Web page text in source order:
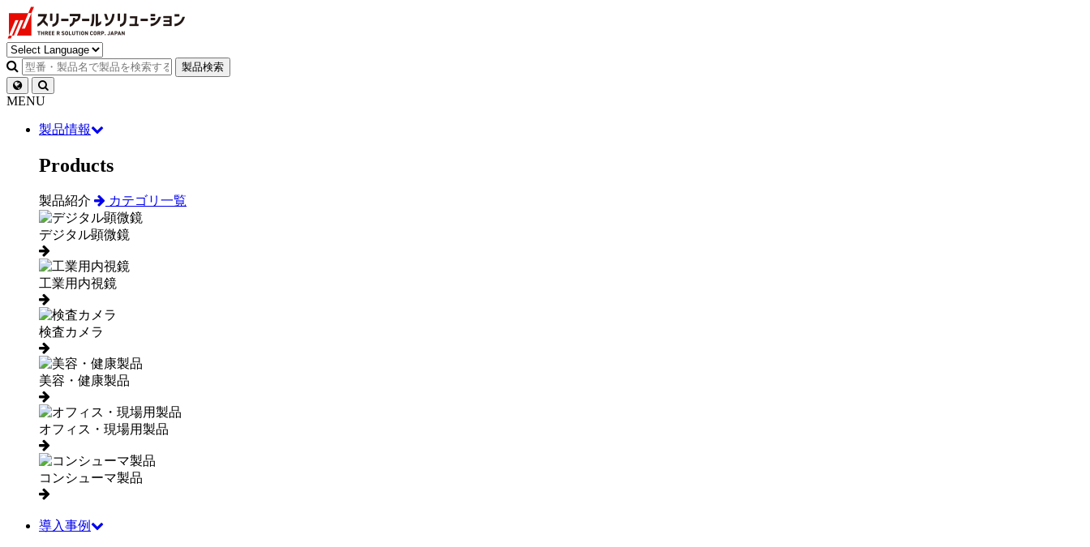
製品検索
MENU
製品情報
Products
製品紹介 カテゴリ一覧
デジタル顕微鏡
工業用内視鏡
検査カメラ
美容・健康製品
オフィス・現場用製品
コンシューマ製品
導入事例